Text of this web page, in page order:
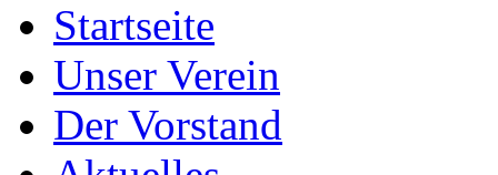
Startseite
Unser Verein
Der Vorstand